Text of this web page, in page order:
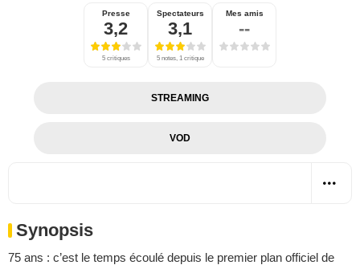
Presse
3,2
5 critiques
Spectateurs
3,1
5 notes, 1 critique
Mes amis
--
STREAMING
VOD
Synopsis
75 ans : c’est le temps écoulé depuis le premier plan officiel de